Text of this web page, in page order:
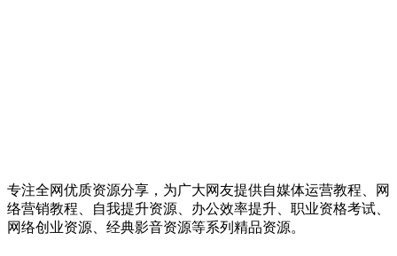
专注全网优质资源分享，为广大网友提供自媒体运营教程、网
络营销教程、自我提升资源、办公效率提升、职业资格考试、
网络创业资源、经典影音资源等系列精品资源。